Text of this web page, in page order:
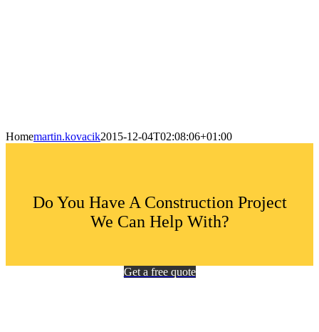
Homemartin.kovacik2015-12-04T02:08:06+01:00
Do You Have A Construction Project
We Can Help With?
Get a free quote